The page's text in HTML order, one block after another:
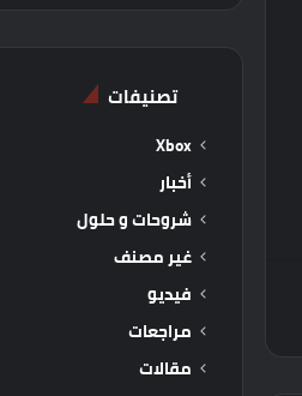
تصنيفات
Xbox
أخبار
شروحات و حلول
غير مصنف
فيديو
مراجعات
مقالات